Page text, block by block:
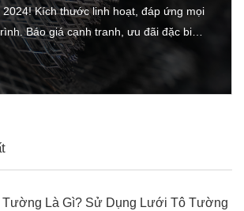
Kích thước linh hoạt, đáp ứng mọi
Báo giá cạnh tranh, ưu đãi đặc biệt
Giao hàng nhanh chóng toàn quốc"
Tường Là Gì? Sử Dụng Lưới Tô Tường